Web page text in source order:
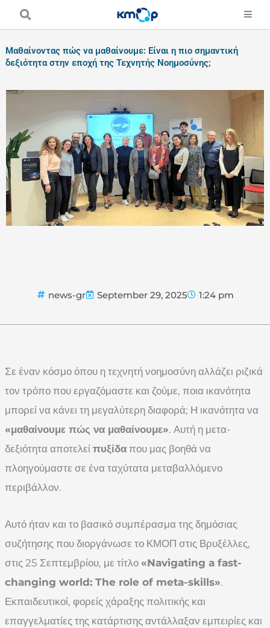
Μαθαίνοντας πώς να μαθαίνουμε: Είναι η πιο σημαντική
δεξιότητα στην εποχή της Τεχνητής Νοημοσύνης;
news-gr September 29, 2025 1:24 pm
Σε έναν κόσμο όπου η τεχνητή νοημοσύνη αλλάζει ριζικά
τον τρόπο που εργαζόμαστε και ζούμε, ποια ικανότητα
μπορεί να κάνει τη μεγαλύτερη διαφορά; Η ικανότητα να
«μαθαίνουμε πώς να μαθαίνουμε». Αυτή η μετα-
δεξιότητα αποτελεί πυξίδα που μας βοηθά να
πλοηγούμαστε σε ένα ταχύτατα μεταβαλλόμενο
περιβάλλον.
Αυτό ήταν και το βασικό συμπέρασμα της δημόσιας
συζήτησης που διοργάνωσε το ΚΜΟΠ στις Βρυξέλλες,
στις 25 Σεπτεμβρίου, με τίτλο «Navigating a fast-
changing world: The role of meta-skills».
Εκπαιδευτικοί, φορείς χάραξης πολιτικής και
επαγγελματίες της κατάρτισης αντάλλαξαν εμπειρίες και